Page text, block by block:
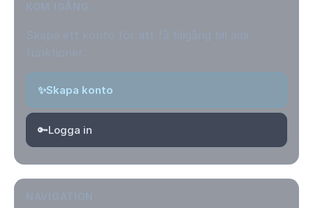
✨Skapa konto
🔑Logga in